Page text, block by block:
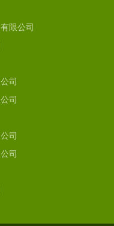
限公司
司
司
司
司